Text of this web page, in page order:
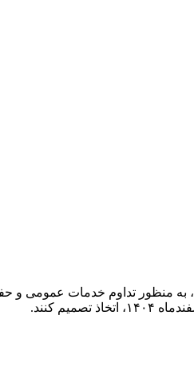
به گزارش پایگاه خبری شباویز به نقل از خبر گزاری فارس،بر اساس بند (۳) بخشنامه شماره